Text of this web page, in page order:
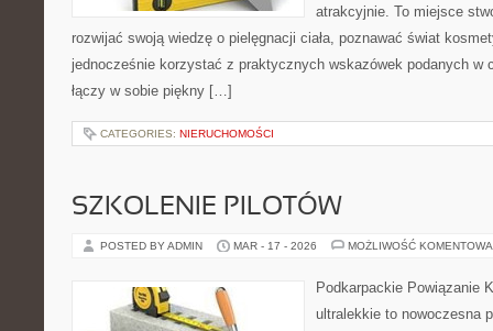
atrakcyjnie. To miejsce
rozwijać swoją wiedzę o pielęgnacji ciała, poznawać świat
jednocześnie korzystać z praktycznych wskazówek podanych w
łączy w sobie piękny […]
CATEGORIES: NIERUCHOMOŚCI
SZKOLENIE PILOTÓW
POSTED BY ADMIN MAR - 17 - 2026 MOŻLIWOŚĆ
Podkarpackie Powiązanie
ultralekkie to nowoczesna